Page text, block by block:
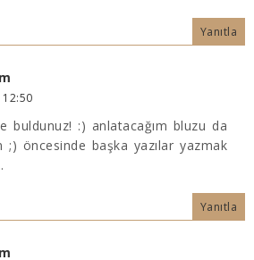
Yanıtla
buldunuz! :) anlatacağım bluzu da
;) öncesinde başka yazılar yazmak
Yanıtla